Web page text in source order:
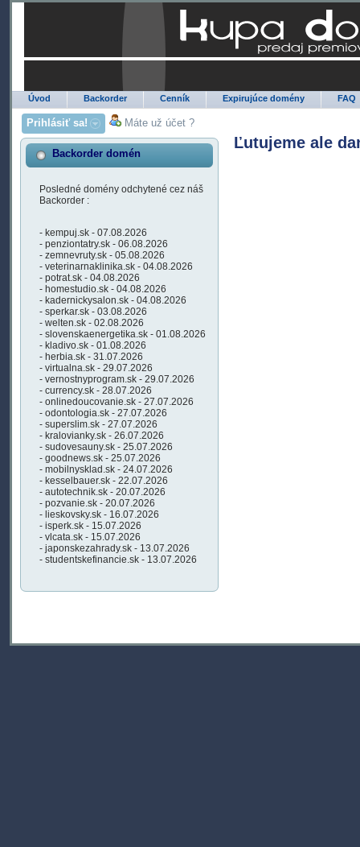
Úvod Backorder Cenník Expirujúce domény FAQ
Prihlásiť sa! Máte už účet ?
Backorder domén
Posledné domény odchytené cez náš
Backorder :
- kempuj.sk - 07.08.2026
- penziontatry.sk - 06.08.2026
- zemnevruty.sk - 05.08.2026
- veterinarnaklinika.sk - 04.08.2026
- potrat.sk - 04.08.2026
- homestudio.sk - 04.08.2026
- kadernickysalon.sk - 04.08.2026
- sperkar.sk - 03.08.2026
- welten.sk - 02.08.2026
- slovenskaenergetika.sk - 01.08.2026
- kladivo.sk - 01.08.2026
- herbia.sk - 31.07.2026
- virtualna.sk - 29.07.2026
- vernostnyprogram.sk - 29.07.2026
- currency.sk - 28.07.2026
- onlinedoucovanie.sk - 27.07.2026
- odontologia.sk - 27.07.2026
- superslim.sk - 27.07.2026
- kralovianky.sk - 26.07.2026
- sudovesauny.sk - 25.07.2026
- goodnews.sk - 25.07.2026
- mobilnysklad.sk - 24.07.2026
- kesselbauer.sk - 22.07.2026
- autotechnik.sk - 20.07.2026
- pozvanie.sk - 20.07.2026
- lieskovsky.sk - 16.07.2026
- isperk.sk - 15.07.2026
- vlcata.sk - 15.07.2026
- japonskezahrady.sk - 13.07.2026
- studentskefinancie.sk - 13.07.2026
Ľutujeme ale